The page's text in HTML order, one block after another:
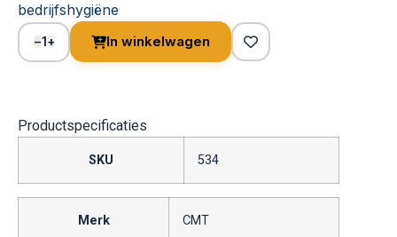
bedrijfshygiëne
−1+ In winkelwagen
Productspecificaties
SKU 534
Merk CMT